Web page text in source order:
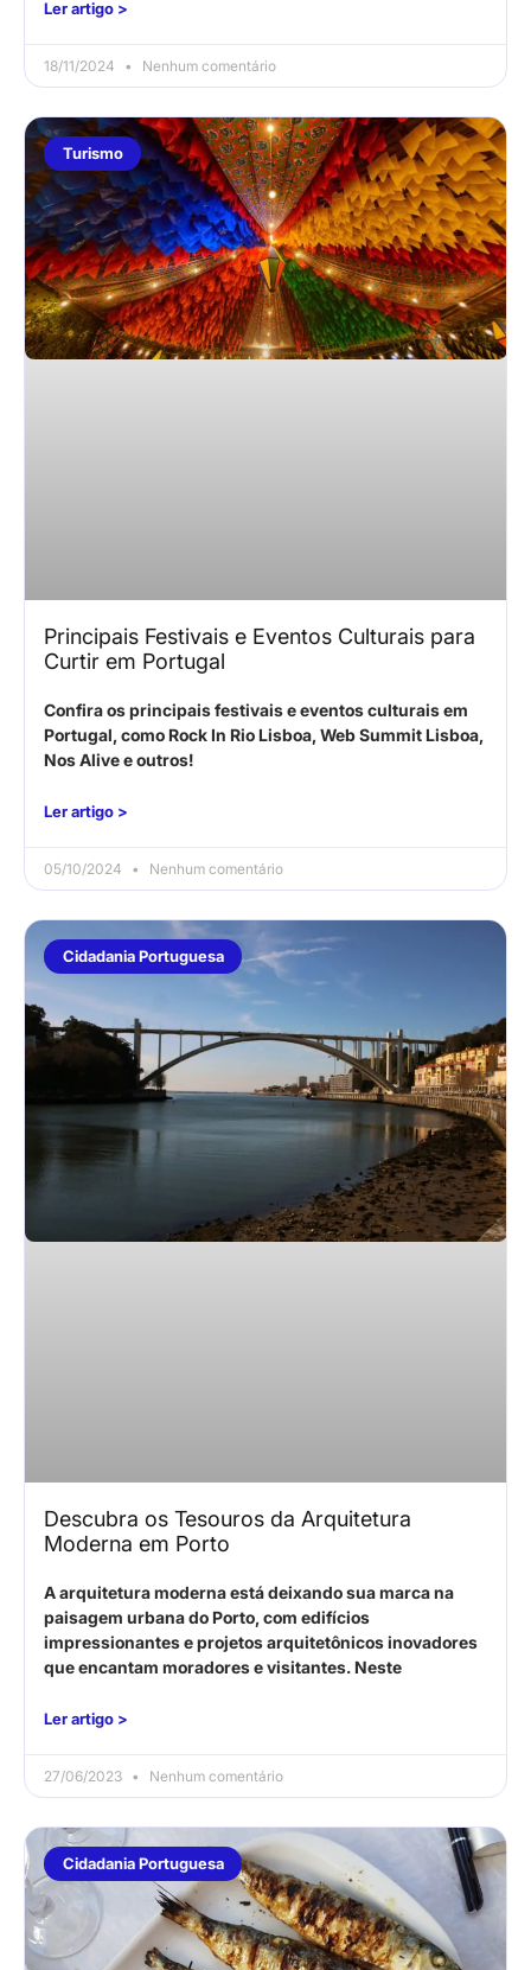
Ler artigo >
18/11/2024 Nenhum comentário
Turismo
Principais Festivais e Eventos Culturais para
Curtir em Portugal
Confira os principais festivais e eventos culturais em
Portugal, como Rock In Rio Lisboa, Web Summit Lisboa,
Nos Alive e outros!
Ler artigo >
05/10/2024 Nenhum comentário
Cidadania Portuguesa
Descubra os Tesouros da Arquitetura
Moderna em Porto
A arquitetura moderna está deixando sua marca na
paisagem urbana do Porto, com edifícios
impressionantes e projetos arquitetônicos inovadores
que encantam moradores e visitantes. Neste
Ler artigo >
27/06/2023 Nenhum comentário
Cidadania Portuguesa